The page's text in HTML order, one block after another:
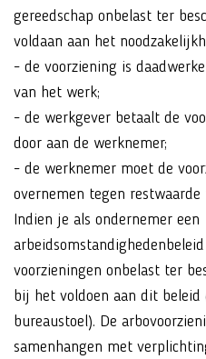
gereedschap onbelast ter
voldaan aan het
- de voorziening is
van het werk;
- de werkgever betaalt de
door aan de werknemer;
- de werknemer moet de
overnemen tegen
Indien je als ondernemer een
voorzieningen onbelast ter
bij het voldoen aan dit beleid
bureaustoel). De
samenhangen met